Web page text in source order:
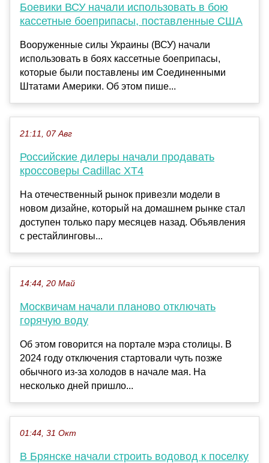
Боевики ВСУ начали использовать в бою
кассетные боеприпасы, поставленные США
Вооруженные силы Украины (ВСУ) начали
использовать в боях кассетные боеприпасы,
которые были поставлены им Соединенными
Штатами Америки. Об этом пише...
21:11, 07 Авг
Российские дилеры начали продавать
кроссоверы Cadillac XT4
На отечественный рынок привезли модели в
новом дизайне, который на домашнем рынке стал
доступен только пару месяцев назад. Объявления
с рестайлинговы...
14:44, 20 Май
Москвичам начали планово отключать
горячую воду
Об этом говорится на портале мэра столицы. В
2024 году отключения стартовали чуть позже
обычного из-за холодов в начале мая. На
несколько дней пришло...
01:44, 31 Окт
В Брянске начали строить водовод к поселку